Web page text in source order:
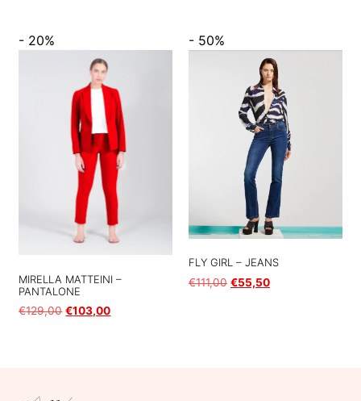
- 20%
MIRELLA MATTEINI –
PANTALONE
€129,00 €103,00
- 50%
FLY GIRL – JEANS
€111,00 €55,50